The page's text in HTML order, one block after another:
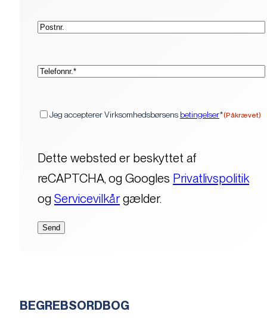
Postnr.
Telefon*
Jeg accepterer Virksomhedsbørsens betingelser*(Påkrævet)
Dette websted er beskyttet af
reCAPTCHA, og Googles Privatlivspolitik
og Servicevilkårgælder.
BEGREBSORDBOG